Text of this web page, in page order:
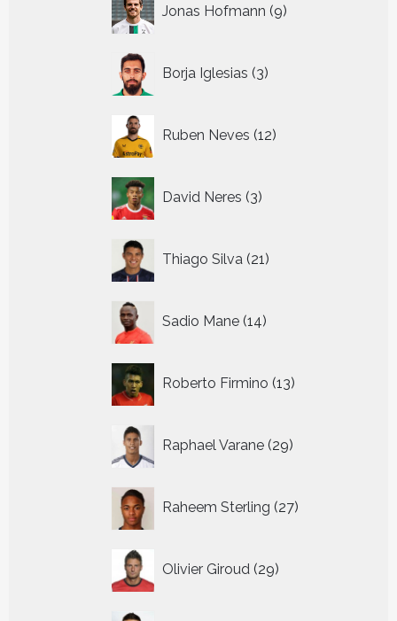
Jonas Hofmann 9
producten
Borja Iglesias 3
producten
Ruben Neves 12
producten
David Neres 3
producten
Thiago Silva 21
producten
Sadio Mane 14
producten
Roberto Firmino 13
producten
Raphael Varane 29
producten
Raheem Sterling 27
producten
Olivier Giroud 29
producten